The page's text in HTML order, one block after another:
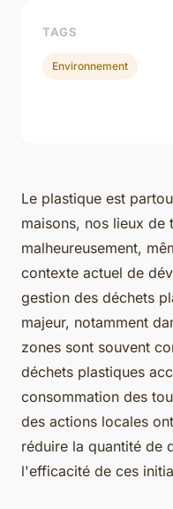
Le plastique est
maisons, nos lieux de
malheureusement,
contexte actuel de
gestion des déchets
majeur, notamment
zones sont souvent
déchets plastiques
consommation des
des actions locales
réduire la quantité de
l'efficacité de ces
TAGS
Environnement